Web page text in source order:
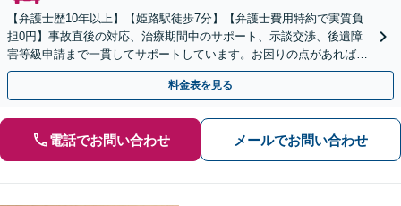
【弁護士歴10年以上】【姫路駅徒歩7分】【弁護士費用特約で実質負
担0円】事故直後の対応、治療期間中のサポート、示談交渉、後遺障
害等級申請まで一貫してサポートしています。お困りの点があれば、
どのような内容でも遠慮なくご相談ください。
料金表を見る
電話でお問い合わせ メールでお問い合わせ